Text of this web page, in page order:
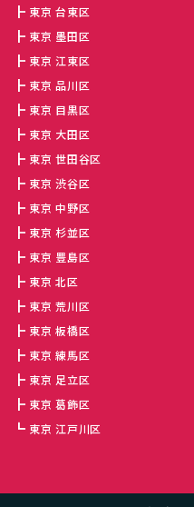
東京 台東区
東京 墨田区
東京 江東区
東京 品川区
東京 目黒区
東京 大田区
東京 世田谷区
東京 渋谷区
東京 中野区
東京 杉並区
東京 豊島区
東京 北区
東京 荒川区
東京 板橋区
東京 練馬区
東京 足立区
東京 葛飾区
東京 江戸川区